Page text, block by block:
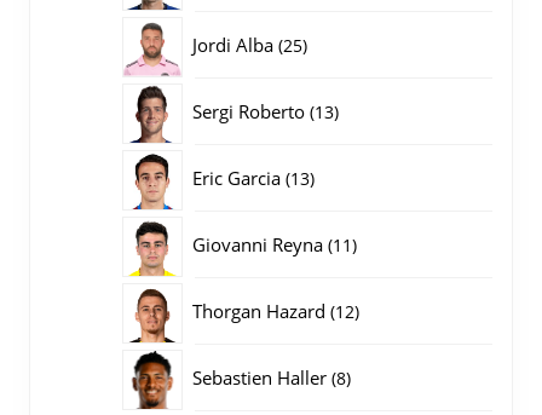
Jordi Alba 2525
Sergi Roberto 1313
Eric Garcia 1313
Giovanni Reyna 1111
Thorgan Hazard 1212
Sebastien Haller 88